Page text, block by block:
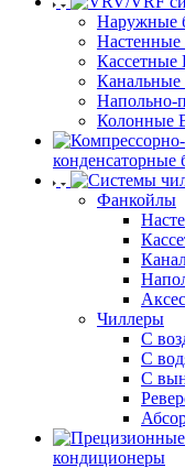
Наружные
Напольно-
Колонные
конденсаторные
Фанкойлы
Чиллеры
С
С
С
кондиционеры